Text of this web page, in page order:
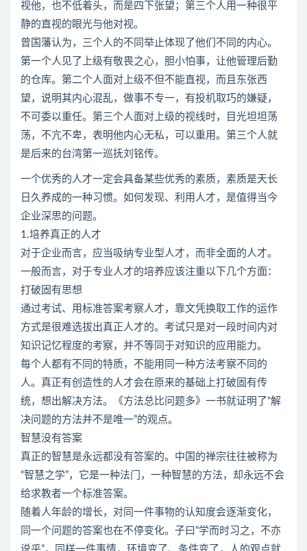
视他，也不低着头，而是四下张望；第三个人用一种很平
静的直视的眼光与他对视。
曾国藩认为，三个人的不同举止体现了他们不同的内心。
第一个人见了上级有敬畏之心，胆小怕事，让他管理后勤
的仓库。第二个人面对上级不但不能直视，而且东张西
望，说明其内心混乱，做事不专一，有投机取巧的嫌疑，
不可委以重任。第三个人面对上级的视线时，目光坦坦荡
荡，不亢不卑，表明他内心无私，可以重用。第三个人就
是后来的台湾第一巡抚刘铭传。
一个优秀的人才一定会具备某些优秀的素质，素质是天长
日久养成的一种习惯。如何发现、利用人才，是值得当今
企业深思的问题。
1.培养真正的人才
对于企业而言，应当吸纳专业型人才，而非全面的人才。
一般而言，对于专业人才的培养应该注重以下几个方面：
打破固有思想
通过考试、用标准答案考察人才，靠文凭换取工作的运作
方式是很难选拔出真正人才的。考试只是对一段时间内对
知识记忆程度的考察，并不等同于对知识的应用能力。
每个人都有不同的特质，不能用同一种方法考察不同的
人。真正有创造性的人才会在原来的基础上打破固有传
统，想出解决方法。《方法总比问题多》一书就证明了“解
决问题的方法并不是唯一”的观点。
智慧没有答案
真正的智慧是永远都没有答案的。中国的禅宗往往被称为
“智慧之学”，它是一种法门，一种智慧的方法，却永远不会
给求教者一个标准答案。
随着人年龄的增长，对同一件事物的认知度会逐渐变化，
同一个问题的答案也在不停变化。子曰“学而时习之，不亦